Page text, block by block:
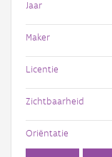
Jaar
Maker
Licentie
Zichtbaarheid
Oriëntatie